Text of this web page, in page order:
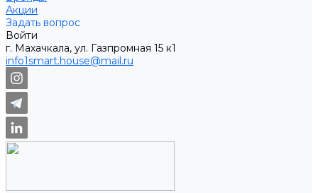
Акции
Задать вопрос
Войти
г. Махачкала, ул. Газпромная 15 к1
info1smart.house@mail.ru